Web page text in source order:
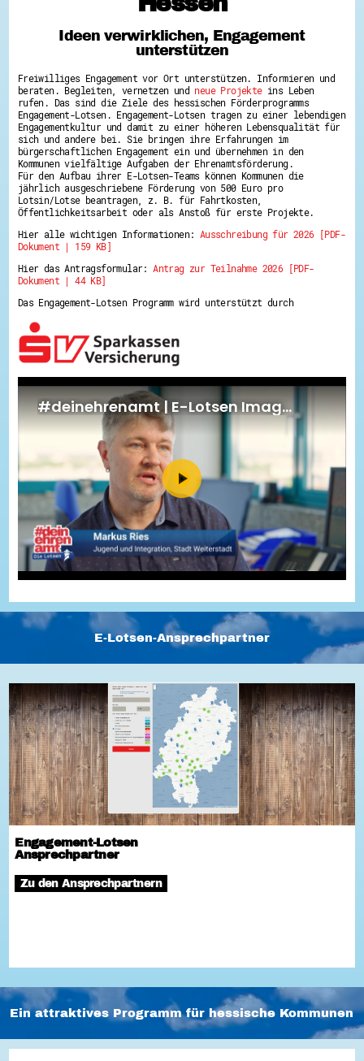
Hessen hilft Ukraine
Zeig uns dein Ehrenamt
Wettbewerb | Trikotwettbewerb
Wettbewerb | 80 Jahre Hessen - Engagement
mit Herz
8 Vereine x 80 Jahre x 1.000 €
Ausgezeichnete Projekte
Menschen des Respekts
SHARE IT: Teile deine Infos!
Gestalte dein Ehrenamt
Ehrenamts-Card Hessen
Engagement-Lotsen
Crowdfunding - Viele schaffen mehr
Ehrentag
Hessen engagiert - Digitale Themenabende
Kompetenznachweis Hessen
Service-Learning
Mach dich schlau
GEMA-Pakt
Di@-Lotsen in Hessen
Energiepreiskrise und Ehrenamt
Flüchtlingshilfe + Integration
Generationsübergreifend aktiv
Patenschaftsprojekte
Qualifizierung & Fortbildung
Stiftungen
Vereine, Spenden, Steuern - Gut zu Wissen
Versicherungsschutz
Wissenswertes rund um dein Ehrenamt
Zahlen, Daten, Fakten aus Hessen
Service
Suche
Downloads
Kontakt
Impressum
Barriere melden
Ideen verwirklichen, Engagement
unterstützen
Freiwilliges Engagement vor Ort unterstützen. Informieren und
beraten. Begleiten, vernetzen und neue Projekteins Leben
rufen. Das sind die Ziele des hessischen Förderprogramms
Engagement-Lotsen. Engagement-Lotsen tragen zu einer lebendigen
Engagementkultur und damit zu einer höheren Lebensqualität für
sich und andere bei. Sie bringen ihre Erfahrungen im
bürgerschaftlichen Engagement ein und übernehmen in den
Kommunen vielfältige Aufgaben der Ehrenamtsförderung.
Für den Aufbau ihrer E-Lotsen-Teams können Kommunen die
jährlich ausgeschriebene Förderung von 500 Euro pro
Lotsin/Lotse beantragen, z. B. für Fahrtkosten,
Öffentlichkeitsarbeit oder als Anstoß für erste Projekte.
Hier alle wichtigen Informationen: Ausschreibung für 2026 [PDF-
Dokument | 159 KB]
Hier das Antragsformular:Antrag zur Teilnahme 2026 [PDF-
Dokument | 44 KB]
Das Engagement-Lotsen Programm wird unterstützt durch
E-Lotsen-Ansprechpartner
Engagement-Lotsen
Ansprechpartner
Zu den Ansprechpartnern
Ein attraktives Programm für hessische Kommunen